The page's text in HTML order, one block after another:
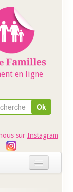
en ligne
sur Instagram